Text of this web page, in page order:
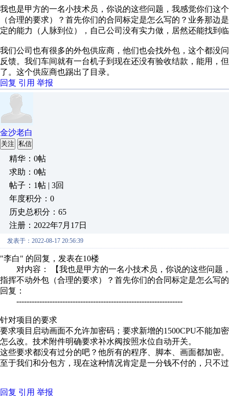
我也是甲方的一名小技术员，你说的这些问题，我感觉你们这
（合理的要求）？首先你们的合同标定是怎么写的？业务那
定的能力（人脉到位），自己公司没有实力做，居然还能找到
我们公司也有很多的外包供应商，他们也会找外包，这个都没
反馈。我们车间就有一台机子到现在还没有验收结款，能用，
了。这个供应商也踢出了目录。
回复 引用 举报
金沙老白
关注 私信
精华：0帖
求助：0帖
帖子：1帖 | 3回
年度积分：0
历史总积分：65
注册：2022年7月17日
发表于：2022-08-17 20:56:39
"李白" 的回复，发表在10楼
对内容： 【我也是甲方的一名小技术员，你说的这些问题
指挥不动外包（合理的要求）？首先你们的合同标定是怎么写
回复：
-----------------------------------------------------------------
针对项目的要求
要求项目启动画面不允许加密码；要求新增的1500CPU不能加
怎么改。技术附件明确要求补水阀按照水位自动开关。
这些要求都没有过分的吧？他所有的程序、脚本、画面都加密
至于我们和分包方，现在这种情况肯定是一分钱不付的，只不
回复 引用 举报